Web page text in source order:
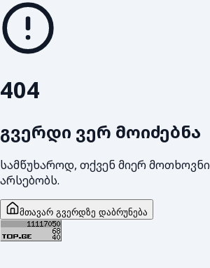
404
გვერდი ვერ მოიძებნა
სამწუხაროდ, თქვენ მიერ
არსებობს.
მთავარ გვერდზე დაბრუნება